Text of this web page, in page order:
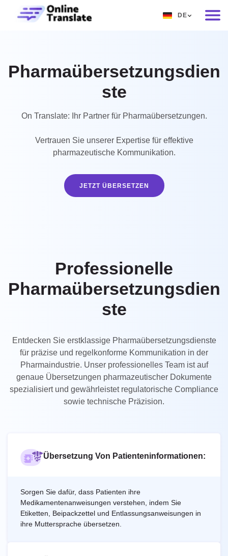
DE
DE
JA
ID
DA
Pharmaübersetzungsdien
ste
On Translate: Ihr Partner für Pharmaübersetzungen.
Vertrauen Sie unserer Expertise für effektive
pharmazeutische Kommunikation.
JETZT ÜBERSETZEN
Professionelle
Pharmaübersetzungsdien
ste
Entdecken Sie erstklassige Pharmaübersetzungsdienste
für präzise und regelkonforme Kommunikation in der
Pharmaindustrie. Unser professionelles Team ist auf
genaue Übersetzungen pharmazeutischer Dokumente
spezialisiert und gewährleistet regulatorische Compliance
sowie technische Präzision.
Übersetzung Von Patienteninformationen:
Sorgen Sie dafür, dass Patienten ihre
Medikamentenanweisungen verstehen, indem Sie
Etiketten, Beipackzettel und Entlassungsanweisungen in
ihre Muttersprache übersetzen.